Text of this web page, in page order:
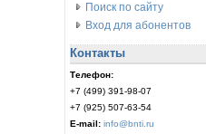
Поиск по сайту
Вход для абонентов
Контакты
Телефон:
+7 (499) 391-98-07
+7 (925) 507-63-54
E-mail: info@bnti.ru